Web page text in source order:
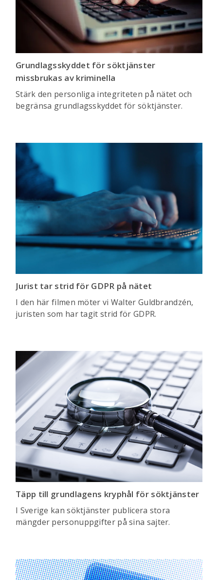
Grundlagsskyddet för söktjänster
missbrukas av kriminella
Stärk den personliga integriteten på nätet och
begränsa grundlags­skyddet för söktjänster.
Jurist tar strid för GDPR på nätet
I den här filmen möter vi Walter Guldbrandzén,
juristen som har tagit strid för GDPR.
Täpp till grundlagens kryphål för söktjänster
I Sverige kan söktjänster publicera stora
mängder personuppgifter på sina sajter.